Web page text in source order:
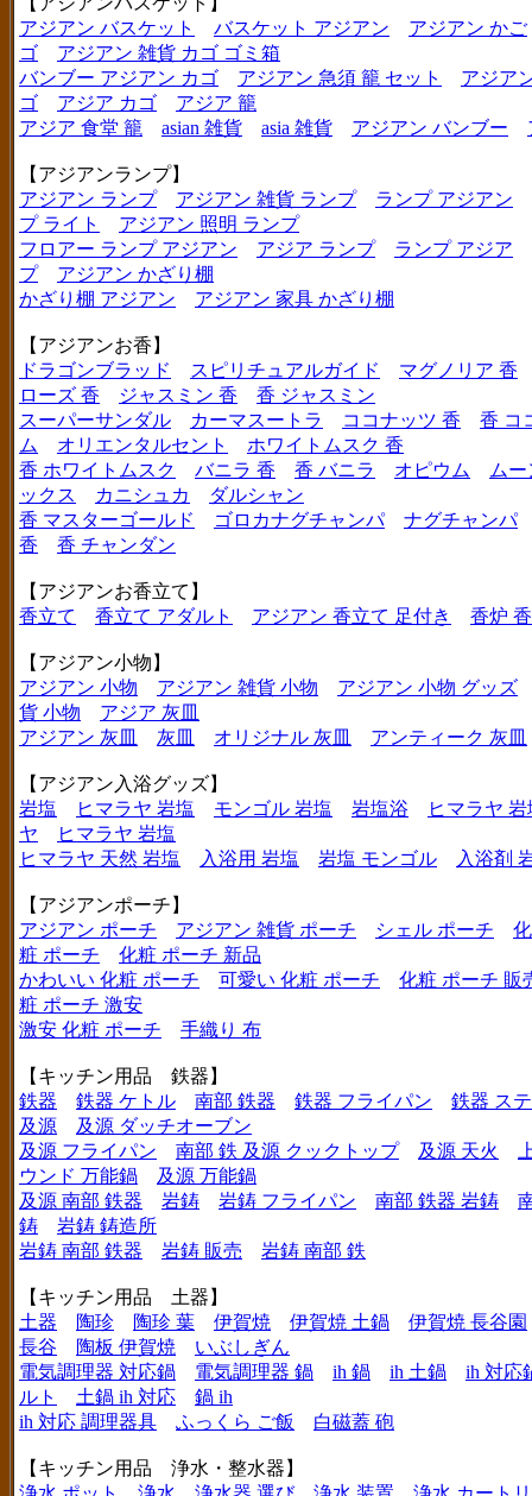
アジアン バスケット
バスケット アジアン
アジアン かご
ゴ
アジアン 雑貨 カゴ ゴミ箱
バンブー アジアン カゴ
アジアン 急須 籠 セット
アジア
ゴ
アジア カゴ
アジア 籠
アジア 食堂 籠
asian 雑貨 asia 雑貨 アジアン バンブー
【アジアンランプ】
アジアン ランプ
アジアン 雑貨 ランプ
ランプ アジアン
プ ライト
アジアン 照明 ランプ
フロアー ランプ アジアン
アジア ランプ
ランプ アジア
プ
アジアン かざり棚
かざり棚 アジアン
アジアン 家具 かざり棚
【アジアンお香】
ドラゴンブラッド
スピリチュアルガイド
マグノリア 香
ローズ 香
ジャスミン 香
香 ジャスミン
スーパーサンダル
カーマスートラ ココナッツ 香
香 コ
ム
オリエンタルセント
ホワイトムスク 香
香 ホワイトムスク
バニラ 香 香 バニラ オピウム
ムー
ックス
カニシュカ
ダルシャン
香 マスターゴールド
ゴロカナグチャンパ
ナグチャンパ
香
香 チャンダン
【アジアンお香立て】
香立て
香立て アダルト アジアン 香立て 足付き 香炉
【アジアン小物】
アジアン 小物
アジアン 雑貨 小物
アジアン 小物 グッズ
貨 小物
アジア 灰皿
アジアン 灰皿
灰皿 オリジナル 灰皿 アンティーク 灰皿
【アジアン入浴グッズ】
岩塩
ヒマラヤ 岩塩 モンゴル 岩塩 岩塩浴
ヒマラヤ
ヤ
ヒマラヤ 岩塩
ヒマラヤ 天然 岩塩
入浴用 岩塩 岩塩 モンゴル 入浴剤
【アジアンポーチ】
アジアン ポーチ
アジアン 雑貨 ポーチ シェル ポーチ
粧 ポーチ
化粧 ポーチ 新品
かわいい 化粧 ポーチ
可愛い 化粧 ポーチ
化粧 ポーチ 販
粧 ポーチ 激安
激安 化粧 ポーチ
手織り 布
【キッチン用品 鉄器】
鉄器
鉄器 ケトル 南部 鉄器 鉄器 フライパン
鉄器 ス
及源
及源 ダッチオーブン
及源 フライパン
南部 鉄 及源 クックトップ 及源 天火
ウンド 万能鍋
及源 万能鍋
及源 南部 鉄器
岩鋳 岩鋳 フライパン 南部 鉄器 岩鋳
鋳
岩鋳 鋳造所
岩鋳 南部 鉄器
岩鋳 販売 岩鋳 南部 鉄
【キッチン用品 土器】
土器
陶珍 陶珍 葉 伊賀焼 伊賀焼 土鍋
伊賀焼 長谷園
長谷
陶板 伊賀焼
いぶしぎん
電気調理器 対応鍋
電気調理器 鍋 ih 鍋 ih 土鍋
ih 対応
ルト
土鍋 ih 対応
鍋 ih
ih 対応 調理器具
ふっくら ご飯 白磁蓋 砲
【キッチン用品 浄水・整水器】